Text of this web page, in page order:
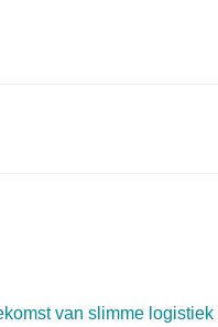
van slimme logistiek